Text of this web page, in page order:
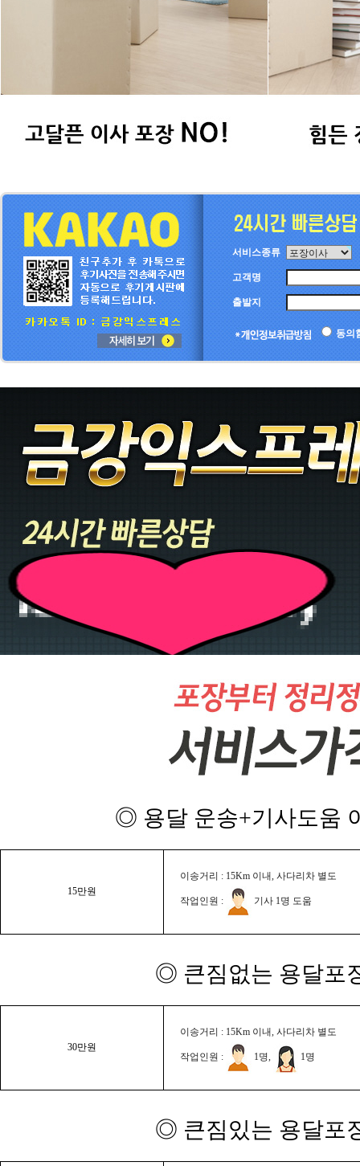
서비스종류
고객명
출발지
동의
◎ 용달 운송+기사도움
15만원
이송거리 : 15Km 이내, 사다리차 별도
작업인원 : 기사 1명 도움
◎ 큰짐없는 용달포
30만원
이송거리 : 15Km 이내, 사다리차 별도
작업인원 : 1명, 1명
◎ 큰짐있는 용달포